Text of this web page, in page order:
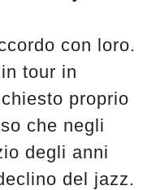
con loro.
tour in
proprio
che negli
degli anni
del jazz.